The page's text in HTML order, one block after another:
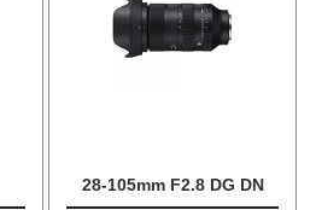
28-105mm F2.8 DG DN